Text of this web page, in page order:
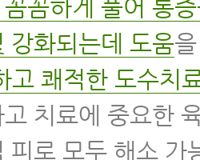
꼼하게 풀어 통
강화되는데 도움
고 쾌적한 도수치
치료에 중요한
피로 모두 해소 가